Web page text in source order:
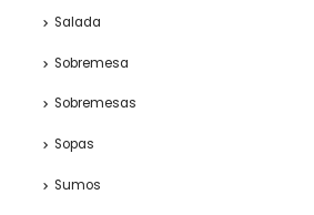
Salada
Sobremesa
Sobremesas
Sopas
Sumos